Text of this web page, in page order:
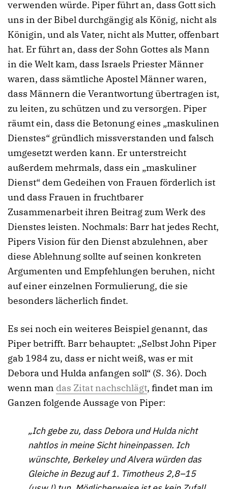
verwenden würde. Piper führt an, dass Gott sich
uns in der Bibel durchgängig als König, nicht als
Königin, und als Vater, nicht als Mutter, offenbart
hat. Er führt an, dass der Sohn Gottes als Mann
in die Welt kam, dass Israels Priester Männer
waren, dass sämtliche Apostel Männer waren,
dass Männern die Verantwortung übertragen ist,
zu leiten, zu schützen und zu versorgen. Piper
räumt ein, dass die Betonung eines „maskulinen
Dienstes“ gründlich missverstanden und falsch
umgesetzt werden kann. Er unterstreicht
außerdem mehrmals, dass ein „maskuliner
Dienst“ dem Gedeihen von Frauen förderlich ist
und dass Frauen in fruchtbarer
Zusammenarbeit ihren Beitrag zum Werk des
Dienstes leisten. Nochmals: Barr hat jedes Recht,
Pipers Vision für den Dienst abzulehnen, aber
diese Ablehnung sollte auf seinen konkreten
Argumenten und Empfehlungen beruhen, nicht
auf einer einzelnen Formulierung, die sie
besonders lächerlich findet.
Es sei noch ein weiteres Beispiel genannt, das
Piper betrifft. Barr behauptet: „Selbst John Piper
gab 1984 zu, dass er nicht weiß, was er mit
Debora und Hulda anfangen soll“ (S. 36). Doch
wenn man das Zitat nachschlägt, findet man im
Ganzen folgende Aussage von Piper:
„Ich gebe zu, dass Debora und Hulda nicht
nahtlos in meine Sicht hineinpassen. Ich
wünschte, Berkeley und Alvera würden das
Gleiche in Bezug auf 1. Timotheus 2,8–15